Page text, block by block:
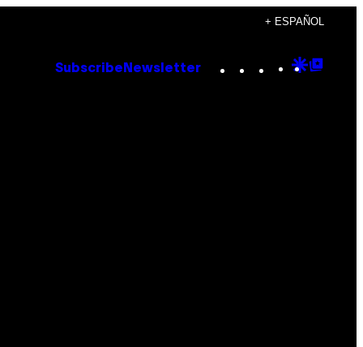
+ ESPAÑOL
Subscribe Newsletter Instagram
TikTok
YouTube
Google